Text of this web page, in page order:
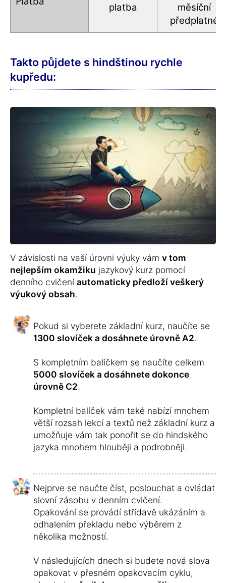
platba
měsíční
předplatné
Takto půjdete s hindštinou rychle
kupředu:
V závislosti na vaší úrovni výuky vám v tom
nejlepším okamžiku jazykový kurz pomocí
denního cvičeníautomaticky předloží veškerý
výukový obsah.
Pokud si vyberete základní kurz, naučíte se
1300 slovíček a dosáhnete úrovně A2.
S kompletním balíčkem se naučíte celkem
5000 slovíček a dosáhnete dokonce
úrovně C2.
Kompletní balíček vám také nabízí mnohem
větší rozsah lekcí a textů než základní kurz a
umožňuje vám tak ponořit se do hindského
jazyka mnohem hlouběji a podrobněji.
Nejprve se naučte číst, poslouchat a ovládat
slovní zásobu v denním cvičení.
Opakování se provádí střídavě ukázáním a
odhalením překladu nebo výběrem z
několika možností.
V následujících dnech si budete nová slova
opakovat v přesném opakovacím cyklu,